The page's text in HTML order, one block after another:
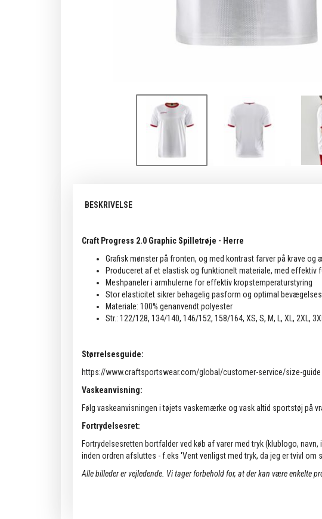
BESKRIVELSE
Craft Progress 2.0 Graphic Spilletrøje - Herre
Grafisk mønster på fronten, og med kontrast farver på krave og
Produceret af et elastisk og funktionelt materiale, med effektiv
Meshpaneler i armhulerne for effektiv kropstemperaturstyring
Stor elasticitet sikrer behagelig pasform og optimal
Materiale: 100% genanvendt polyester
Str.: 122/128, 134/140, 146/152, 158/164, XS, S, M, L, XL, 2XL, 3XL
Størrelsesguide:
https://www.craftsportswear.com/global/customer-service/size-guide
Vaskeanvisning:
Følg vaskeanvisningen i tøjets vaskemærke og vask altid sportstøj på
Fortrydelsesret:
Fortrydelsesretten bortfalder ved køb af varer med tryk (klublogo,
inden ordren afsluttes - f.eks 'Vent venligst med tryk, da jeg er tvivl om
Alle billeder er vejledende. Vi tager forbehold for, at der kan være enkelte